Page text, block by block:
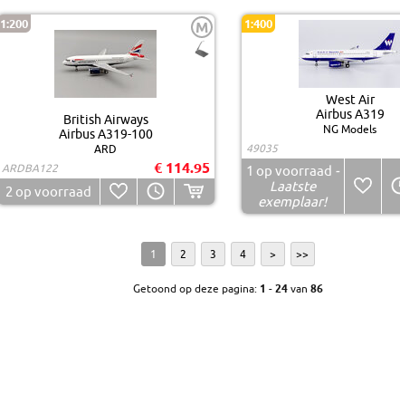
1:200 M
British Airways
Airbus A319-100
ARD
ARDBA122
€ 114.95
2 op voorraad
1:400
West Air
Airbus A319
NG Models
49035
1 op voorraad -
Laatste
exemplaar!
1 2 3 4 > >>
Getoond op deze pagina: 1 - 24van 86